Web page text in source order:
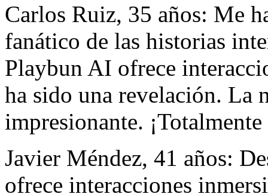
Carlos Ruiz, 35 años: Me
fanático de las historias
Playbun AI ofrece
ha sido una revelación. La
impresionante.
Javier Méndez, 41 años:
ofrece interacciones